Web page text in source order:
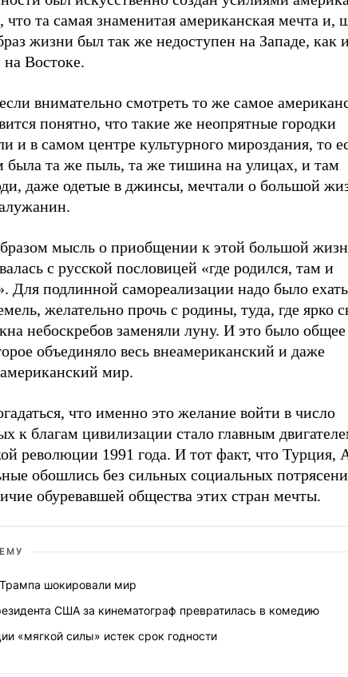
что та самая знаменитая американская мечта и,
жизни был так же недоступен на Западе, как
Востоке.
внимательно смотреть то же самое
понятно, что такие же неопрятные городки
и в самом центре культурного мироздания, то
та же пыль, та же тишина на улицах, и там
даже одетые в джинсы, мечтали о большой
мысль о приобщении к этой большой
с русской пословицей «где родился, там и
Для подлинной самореализации надо было
желательно прочь с родины, туда, где ярко
небоскребов заменяли луну. И это было общее
объединяло весь внеамериканский и даже
мир.
что именно это желание войти в число
к благам цивилизации стало главным
революции 1991 года. И тот факт, что Турция,
обошлись без сильных социальных
обуревавшей общества этих стран мечты.
шокировали мир
США за кинематограф превратилась в комедию
«мягкой силы» истек срок годности